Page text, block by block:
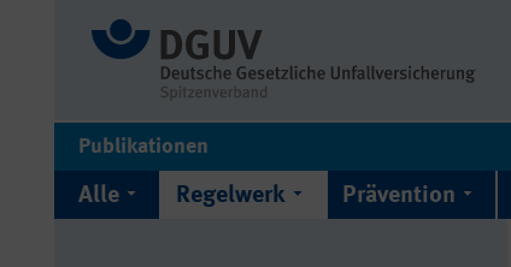
Publikationen
Alle Regelwerk Prävention